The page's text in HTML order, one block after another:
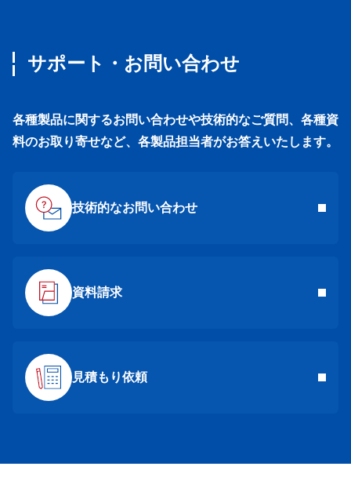
サポート・お問い合わせ
各種製品に関するお問い合わせや技術的なご質問、各種資
料のお取り寄せなど、各製品担当者がお答えいたします。
技術的なお問い合わせ
資料請求
見積もり依頼